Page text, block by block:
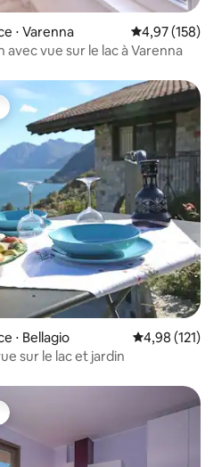
⋅ Varenna Évaluation
4,97 (158)
vue sur le lac à Varenna
⋅ Bellagio Évaluation
4,98 (121)
sur le lac et jardin